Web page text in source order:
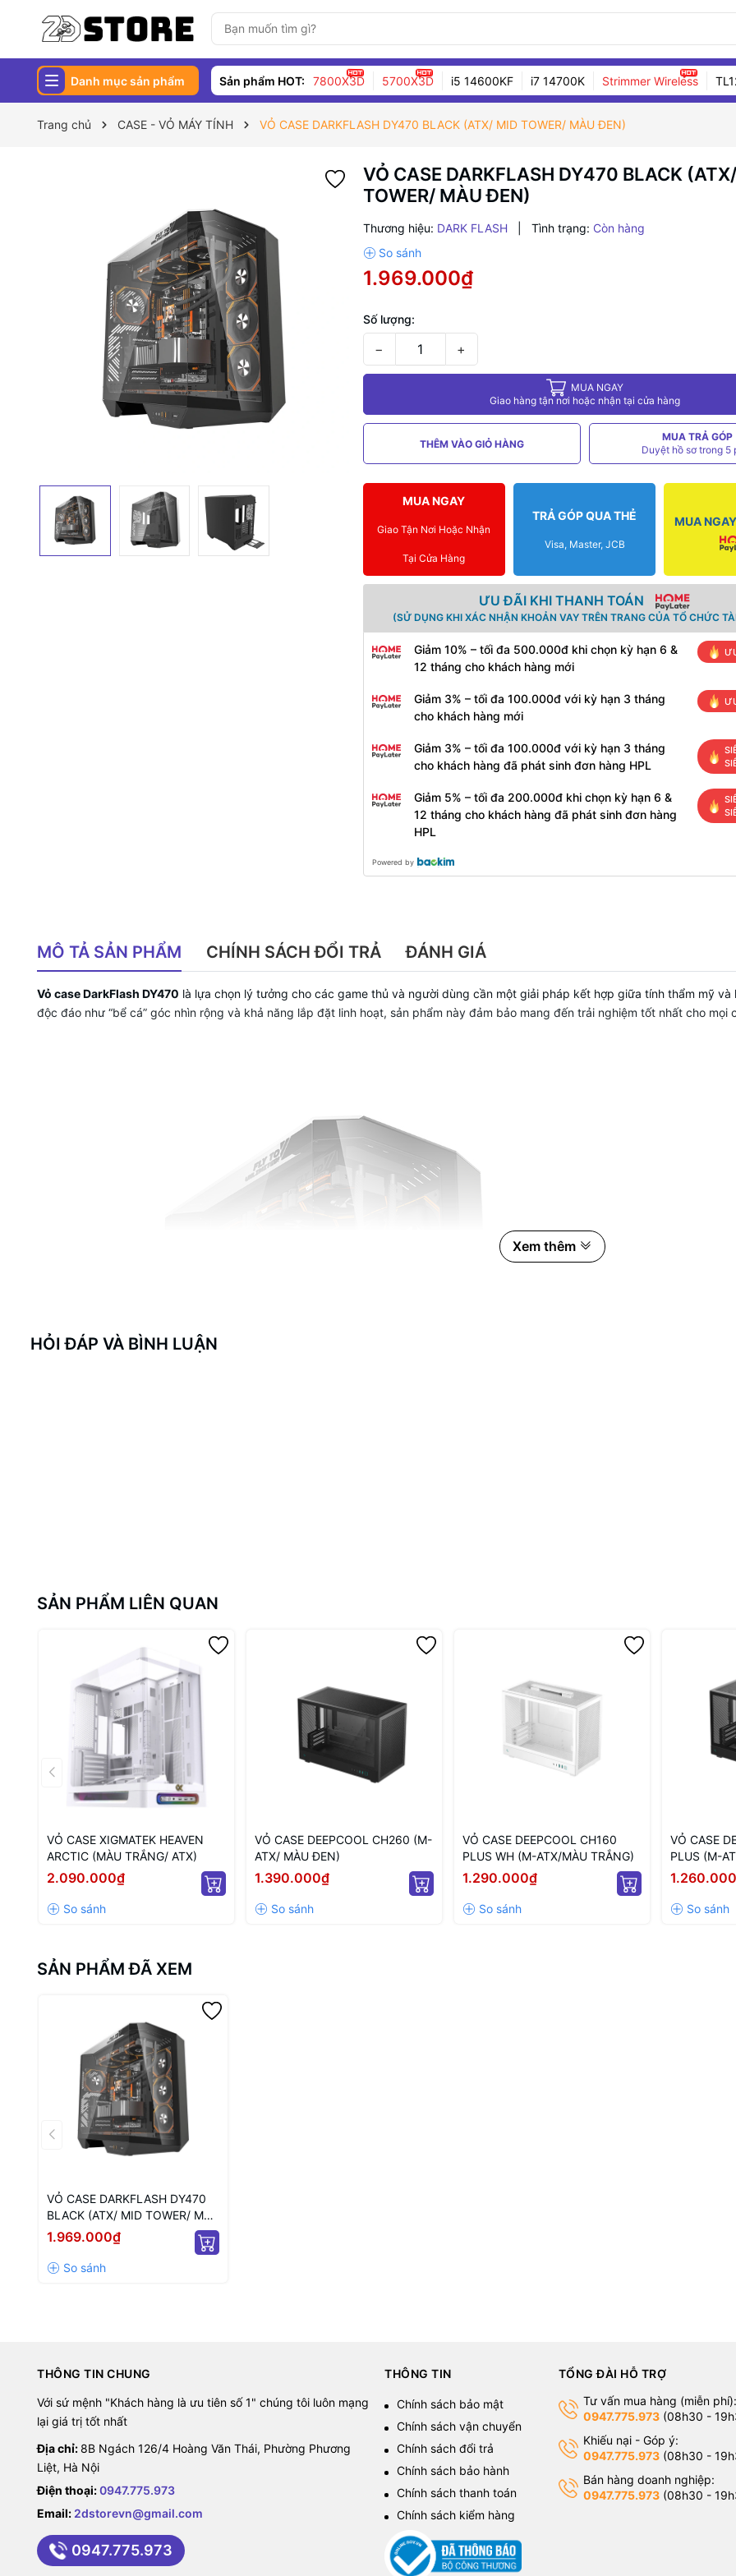
Danh mục sản phẩm Sản phẩm HOT: 7800X3D 5700X3D i5 14600KF i7 14700K Strimmer Wireless
Trang chủ CASE - VỎ MÁY TÍNH VỎ CASE DARKFLASH DY470 BLACK (ATX/ MID TOWER/ MÀU ĐEN)
VỎ CASE DARKFLASH DY470 BLACK
TOWER/ MÀU ĐEN)
Thương hiệu: DARK FLASH Tình trạng: Còn hàng
1.969.000₫
Số lượng:
− +
MUA NGAY
Giao hàng tận nơi hoặc nhận tại cửa hàng
THÊM VÀO GIỎ HÀNG
MUA TRẢ GÓP
Duyệt hồ sơ trong 5
MUA NGAY
Giao Tận Nơi Hoặc Nhận
Tại Cửa Hàng
TRẢ GÓP QUA THẺ
Visa, Master, JCB
MUA
ƯU ĐÃI KHI THANH TOÁN
(SỬ DỤNG KHI XÁC NHẬN KHOẢN VAY TRÊN TRANG CỦA TỔ CHỨC
Giảm 10% – tối đa 500.000đ khi chọn kỳ hạn 6 &
12 tháng cho khách hàng mới
Giảm 3% – tối đa 100.000đ với kỳ hạn 3 tháng
cho khách hàng mới
Giảm 3% – tối đa 100.000đ với kỳ hạn 3 tháng
cho khách hàng đã phát sinh đơn hàng HPL
Giảm 5% – tối đa 200.000đ khi chọn kỳ hạn 6 &
12 tháng cho khách hàng đã phát sinh đơn hàng
HPL
Powered by
MÔ TẢ SẢN PHẨM CHÍNH SÁCH ĐỔI TRẢ ĐÁNH GIÁ
Vỏ case DarkFlash DY470 là lựa chọn lý tưởng cho các game thủ và người dùng cần một giải pháp kết hợp giữa tính thẩm mỹ và
độc đáo như “bể cá” góc nhìn rộng và khả năng lắp đặt linh hoạt, sản phẩm này đảm bảo mang đến trải nghiệm tốt nhất cho mọi
Thiết kế gaming mạnh mẽ và hiện đại
DarkFlash DY470 được thiết kế theo phong cách
các linh kiện bên trong, đồng thời tạo nên vẻ ngoài chắc chắn và hiện đại. Được chế tạo từthép và kính cường lực
, vỏ case này
thể dễ dàng nhìn thấy các linh kiện bên trong qua mặt kính trong suốt.
Một trong những điểm nổi bật của DarkFlash DY470 là khả năng mang lại góc nhìn rộng như một “ bể cá
” cao cấp. Mặt kính
và các thành phần
và nổi bật.
Xem thêm
HỎI ĐÁP VÀ BÌNH LUẬN
SẢN PHẨM LIÊN QUAN
VỎ CASE XIGMATEK HEAVEN
ARCTIC (MÀU TRẮNG/ ATX)
2.090.000₫
VỎ CASE DEEPCOOL CH260 (M-
ATX/ MÀU ĐEN)
1.390.000₫
VỎ CASE DEEPCOOL CH160
PLUS WH (M-ATX/MÀU TRẮNG)
1.290.000₫
VỎ CASE
PLUS (M-
SẢN PHẨM ĐÃ XEM
VỎ CASE DARKFLASH DY470
BLACK (ATX/ MID TOWER/ MÀU
ĐEN)
1.969.000₫
THÔNG TIN CHUNG
Với sứ mệnh "Khách hàng là ưu tiên số 1" chúng tôi luôn mạng
lại giá trị tốt nhất
Địa chỉ: 8B Ngách 126/4 Hoàng Văn Thái, Phường Phương
Liệt, Hà Nội
Điện thoại:0947.775.973
Email: 2dstorevn@gmail.com
0947.775.973
THÔNG TIN
Chính sách bảo mật
Chính sách vận chuyển
Chính sách đổi trả
Chính sách bảo hành
Chính sách thanh toán
Chính sách kiểm hàng
TỔNG ĐÀI HỖ TRỢ
Tư vấn mua hàng (miễn phí):
0947.775.973(08h30 -
Khiếu nại - Góp ý:
0947.775.973(08h30 -
Bán hàng doanh nghiệp:
0947.775.973(08h30 -